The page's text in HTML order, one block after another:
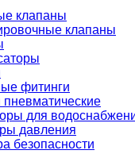
клапаны
клапаны
фитинги
пневматические
для
давления
безопасности